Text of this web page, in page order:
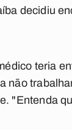
decidiu
teria
não
"Entenda